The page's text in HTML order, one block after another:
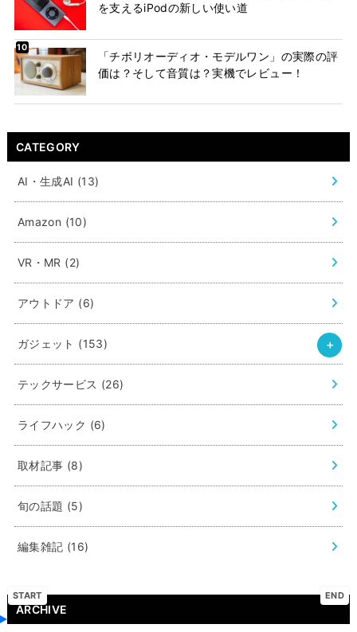
を支えるiPodの新しい使い道
「チボリオーディオ・モデルワン」の実際の評
価は？そして音質は？実機でレビュー！
CATEGORY
AI・生成AI (13)
Amazon (10)
VR・MR (2)
アウトドア (6)
ガジェット (153)
テックサービス (26)
ライフハック (6)
取材記事 (8)
旬の話題 (5)
編集雑記 (16)
ARCHIVE
START END